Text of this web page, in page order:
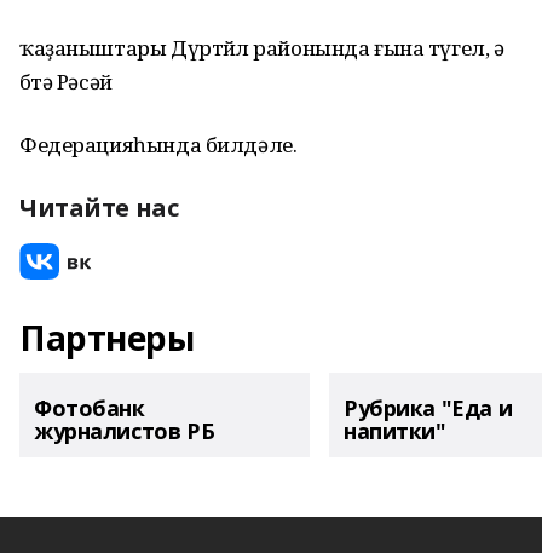
ҡаҙаныштары Дүртөйлө районында ғына түгел, ә
бөтә Рәсәй
Федерацияһында билдәле.
Читайте нас
Партнеры
Фотобанк
журналистов РБ
Рубрика "Еда и
напитки"